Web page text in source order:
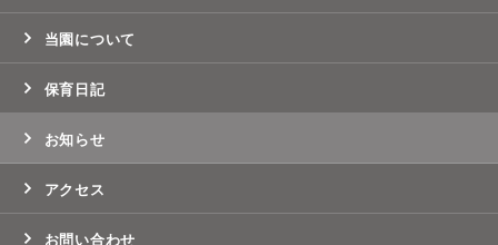
当園について
保育日記
お知らせ
アクセス
お問い合わせ